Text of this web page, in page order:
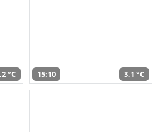
°C 15:10 3,1 °C